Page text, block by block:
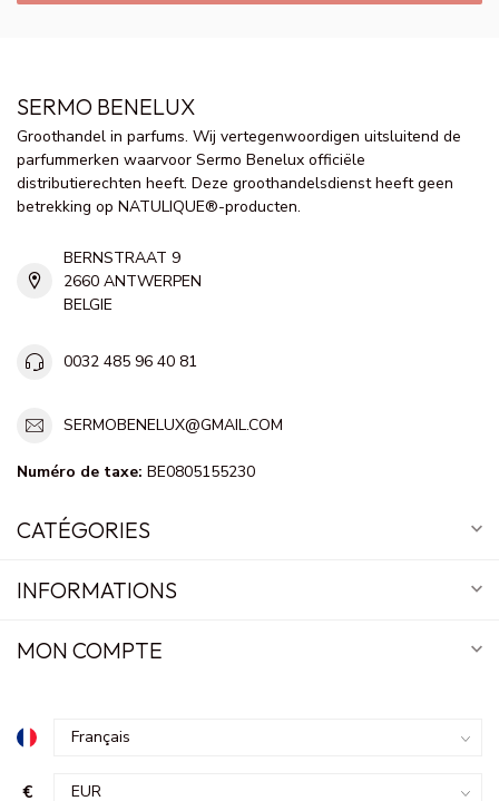
SERMO BENELUX
Groothandel in parfums. Wij vertegenwoordigen uitsluitend de
parfummerken waarvoor Sermo Benelux officiële
distributierechten heeft. Deze groothandelsdienst heeft geen
betrekking op NATULIQUE®-producten.
BERNSTRAAT 9
2660 ANTWERPEN
BELGIE
0032 485 96 40 81
SERMOBENELUX@GMAIL.COM
Numéro de taxe: BE0805155230
CATÉGORIES
INFORMATIONS
MON COMPTE
€